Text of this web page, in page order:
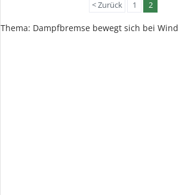
< Zurück
1 2
Thema: Dampfbremse bewegt sich bei Wind